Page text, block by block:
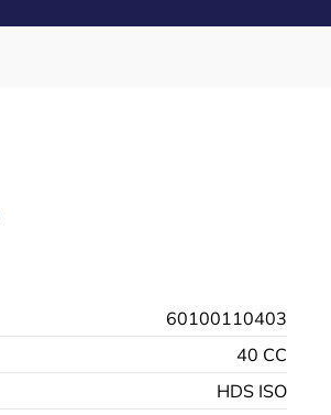
60100110403
40 CC
HDS ISO